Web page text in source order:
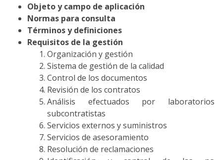
Objeto y campo de aplicación
Normas para consulta
Términos y definiciones
Requisitos de la gestión
Organización y gestión
Sistema de gestión de la calidad
Control de los documentos
Revisión de los contratos
Análisis efectuados por laboratorios
subcontratistas
Servicios externos y suministros
Servicios de asesoramiento
Resolución de reclamaciones